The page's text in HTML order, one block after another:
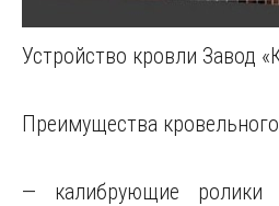
Устройство кровли Завод
Преимущества
— калибрующие ролики